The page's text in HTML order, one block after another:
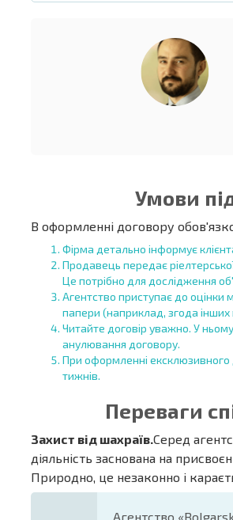
Умови
В оформленні договору
Фірма детально інформує
Продавець передає
Це потрібно для дослідження
Агентство приступає до оцінки
папери (наприклад, згода інших
Читайте договір уважно. У
анулювання договору.
При оформленні
тижнів.
Переваги
Захист від шахраїв.Серед
діяльність заснована на
Природно, це незаконно і
Агентство